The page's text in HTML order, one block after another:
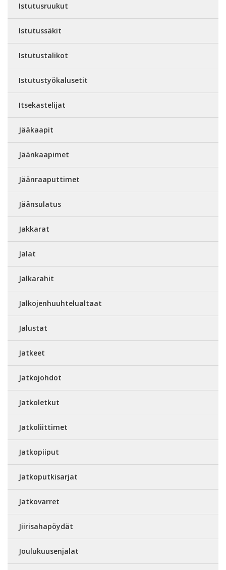
Istutusruukut
Istutussäkit
Istutustalikot
Istutustyökalusetit
Itsekastelijat
Jääkaapit
Jäänkaapimet
Jäänraaputtimet
Jäänsulatus
Jakkarat
Jalat
Jalkarahit
Jalkojenhuuhtelualtaat
Jalustat
Jatkeet
Jatkojohdot
Jatkoletkut
Jatkoliittimet
Jatkopiiput
Jatkoputkisarjat
Jatkovarret
Jiirisahapöydät
Joulukuusenjalat